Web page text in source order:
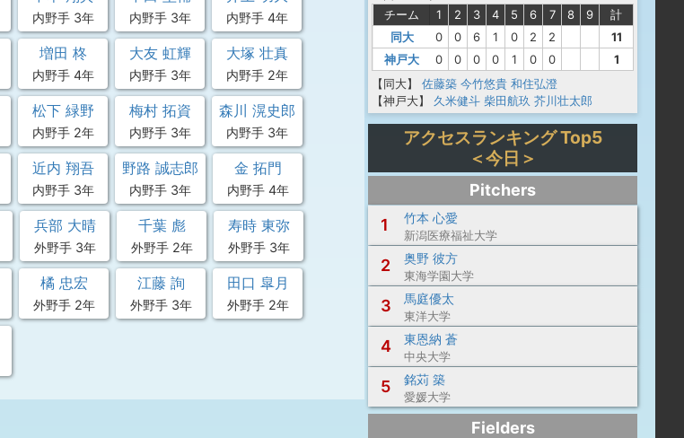
内野手 3年 内野手 3年 内野手 4年
増田 柊
内野手 4年
大友 虹輝
内野手 3年
大塚 壮真
内野手 2年
松下 緑野
内野手 2年
梅村 拓資
内野手 3年
森川 滉史郎
内野手 3年
近内 翔吾
内野手 3年
野路 誠志郎
内野手 3年
金 拓門
内野手 4年
兵部 大晴
外野手 3年
千葉 彪
外野手 2年
寿時 東弥
外野手 3年
橘 忠宏
外野手 2年
江藤 詢
外野手 3年
田口 皐月
外野手 2年
チーム 1 2 3 4 5 6 7 8 9
計
同大
0 0 6 1 0 2 2
11
神戸大
0 0 0 0 1 0 0
1
【同大】
佐藤築 今竹悠貴 和住弘澄
【神戸大】
久米健斗 柴田航玖 芥川壮太郎
アクセスランキング Top5
＜今日＞
Pitchers
1
竹本 心愛
新潟医療福祉大学
2 奥野 彼方
東海学園大学
3 馬庭優太
東洋大学
4 東恩納 蒼
中央大学
5 銘苅 築
愛媛大学
Fielders